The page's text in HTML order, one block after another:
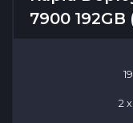
7900 192GB
2